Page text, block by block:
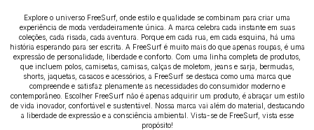
Explore o universo FreeSurf, onde estilo e qualidade se combinam para criar uma
experiência de moda verdadeiramente única. A marca celebra cada instante em suas
coleções, cada risada, cada aventura. Porque em cada rua, em cada esquina, há uma
história esperando para ser escrita. A FreeSurf é muito mais do que apenas roupas, é uma
expressão de personalidade, liberdade e conforto. Com uma linha completa de produtos,
que incluem polos, camisetas, camisas, calças de moletom, jeans e sarja, bermudas,
shorts, jaquetas, casacos e acessórios, a FreeSurf se destaca como uma marca que
compreende e satisfaz plenamente as necessidades do consumidor moderno e
contemporâneo. Escolher FreeSurf não é apenas adquirir um produto, é abraçar um estilo
de vida inovador, confortável e sustentável. Nossa marca vai além do material, destacando
a liberdade de expressão e a consciência ambiental. Vista-se de FreeSurf, vista esse
propósito!